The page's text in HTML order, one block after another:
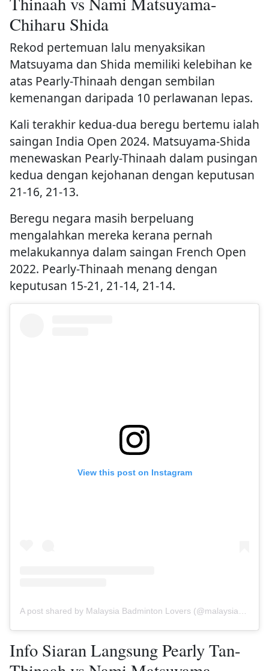
Chiharu Shida
Rekod pertemuan lalu menyaksikan
Matsuyama dan Shida memiliki kelebihan ke
atas Pearly-Thinaah dengan sembilan
kemenangan daripada 10 perlawanan lepas.
Kali terakhir kedua-dua beregu bertemu ialah
saingan India Open 2024. Matsuyama-Shida
menewaskan Pearly-Thinaah dalam pusingan
kedua dengan kejohanan dengan keputusan
21-16, 21-13.
Beregu negara masih berpeluang
mengalahkan mereka kerana pernah
melakukannya dalam saingan French Open
2022. Pearly-Thinaah menang dengan
keputusan 15-21, 21-14, 21-14.
View this post on Instagram
A post shared by Malaysia Badminton Lovers (@malaysiabadmintonlovers)
Info Siaran Langsung Pearly Tan-